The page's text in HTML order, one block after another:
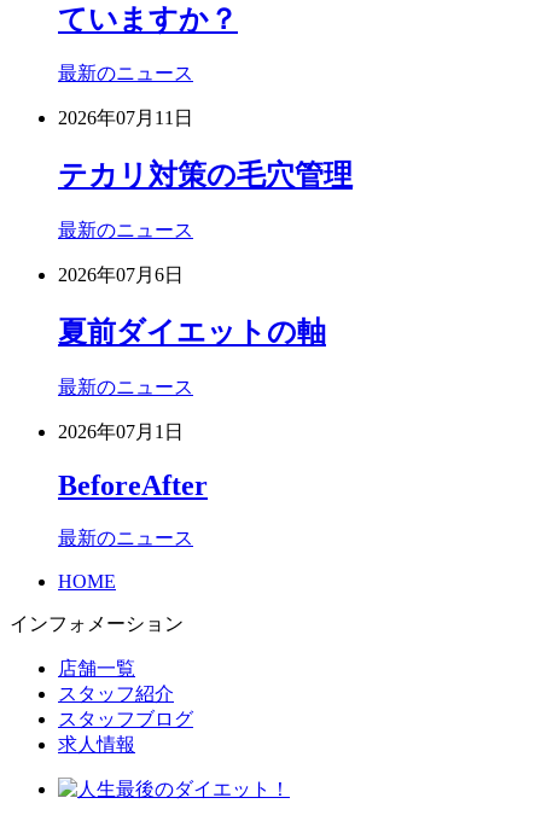
ていますか？
最新のニュース
2026年07月11日
テカリ対策の毛穴管理
最新のニュース
2026年07月6日
夏前ダイエットの軸
最新のニュース
2026年07月1日
BeforeAfter
最新のニュース
HOME
インフォメーション
店舗一覧
スタッフ紹介
スタッフブログ
求人情報